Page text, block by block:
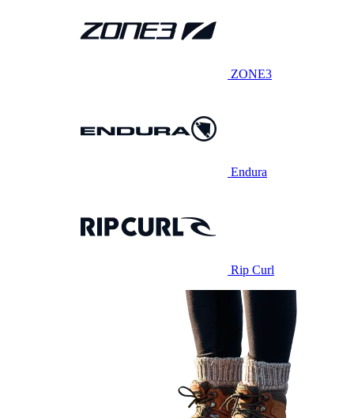
ZONE3
Endura
Rip Curl